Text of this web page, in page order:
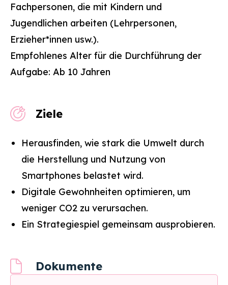
Fachpersonen, die mit Kindern und
Jugendlichen arbeiten (Lehrpersonen,
Erzieher*innen usw.).
Empfohlenes Alter für die Durchführung der
Aufgabe: Ab 10 Jahren
Ziele
Herausfinden, wie stark die Umwelt durch
die Herstellung und Nutzung von
Smartphones belastet wird.
Digitale Gewohnheiten optimieren, um
weniger CO2 zu verursachen.
Ein Strategiespiel gemeinsam ausprobieren.
Dokumente